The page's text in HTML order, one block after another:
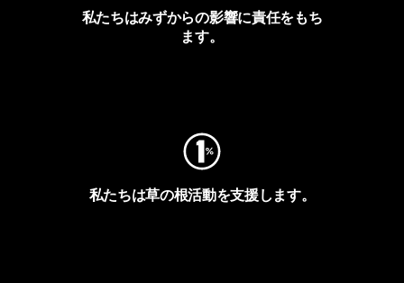
私たちはみずからの影響に責任をもち
ます。
私たちは草の根活動を支援します。